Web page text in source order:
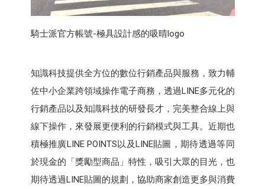
騎士派官方帳號-極具設計感的吸晴logo
知識科技提供全方位的數位行銷產品與服務，致力輔
佐中小企業跨領域操作電子商務，透過LINE多元化的
行銷產品以及知識科技的研發長才，完美整合線上與
線下操作，來發展更便利的行銷模式與工具。近期也
積極推廣LINE POINTS以及LINE貼圖，期待透過等同
於現金的「獎勵型商品」特性，吸引大眾的目光，也
期待透過LINE貼圖的規劃，協助商家創造更多與消費